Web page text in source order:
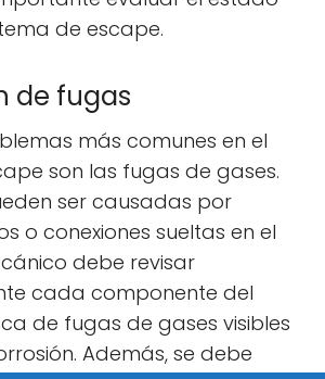
de escape.
de fugas
más comunes en el
son las fugas de gases.
ser causadas por
o conexiones sueltas en el
debe revisar
cada componente del
de fugas de gases visibles
Además, se debe